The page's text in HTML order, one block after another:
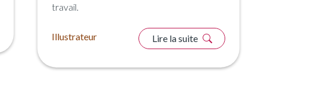
travail.
Illustrateur Lire la suite